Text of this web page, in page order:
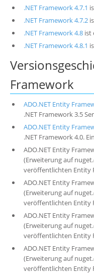
.NET Framework 4.7.1
.NET Framework 4.7.2
.NET Framework 4.8ist
.NET Framework 4.8.1
Framework
ADO.NET Entity
.NET Framework 3.5
ADO.NET Entity
.NET Framework 4.0.
ADO.NET Entity
(Erweiterung auf
veröffentlichten Entity
ADO.NET Entity
(Erweiterung auf
veröffentlichten Entity
ADO.NET Entity
(Erweiterung auf
veröffentlichten Entity
ADO.NET Entity
(Erweiterung auf
veröffentlichten Entity